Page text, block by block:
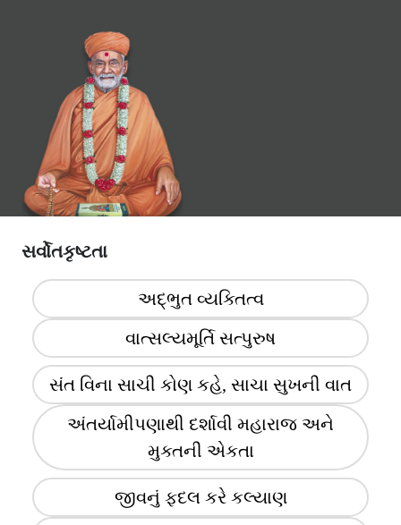
સર્વોતકૃષ્ટતા
અદ્ભુત વ્યક્તિત્વ
વાત્સલ્યમૂર્તિ સત્પુરુષ
સંત વિના સાચી કોણ કહે, સાચા સુખની વાત
અંતર્યામીપણાથી દર્શાવી મહારાજ અને
મુક્તની એકતા
જીવનું ફદલ કરે કલ્યાણ